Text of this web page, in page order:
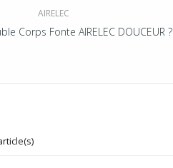
AIRELEC
Corps Fonte AIRELEC DOUCEUR ?